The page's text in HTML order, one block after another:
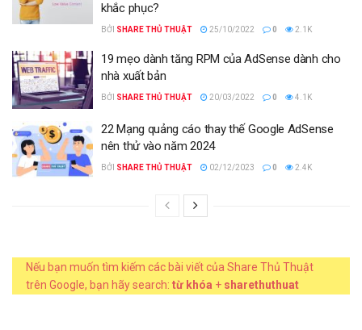
khắc phục?
BỞI SHARE THỦ THUẬT 25/10/2022 0 2.1K
19 mẹo dành tăng RPM của AdSense dành cho
nhà xuất bản
BỞI SHARE THỦ THUẬT 20/03/2022 0 4.1K
22 Mạng quảng cáo thay thế Google AdSense
nên thử vào năm 2024
BỞI SHARE THỦ THUẬT 02/12/2023 0 2.4K
Nếu bạn muốn tìm kiếm các bài viết của Share Thủ Thuật
trên Google, bạn hãy search: từ khóa + sharethuthuat